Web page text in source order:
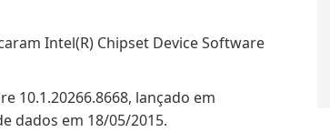
Intel(R) Chipset Device Software
10.1.20266.8668, lançado em
dados em 18/05/2015.